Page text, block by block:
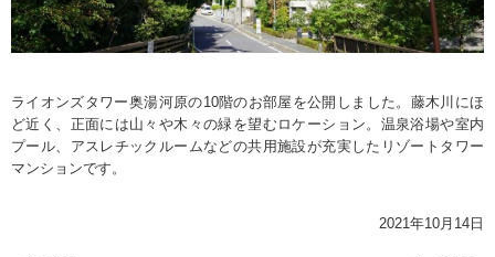
ライオンズタワー奥湯河原の10階のお部屋を公開しました。藤木川にほ
ど近く、正面には山々や木々の緑を望むロケーション。温泉浴場や室内
プール、アスレチックルームなどの共用施設が充実したリゾートタワー
マンションです。
2021年10月14日